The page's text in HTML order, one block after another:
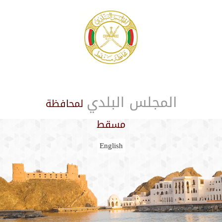
المجلس البلدي لمحافظة
مسقط
English